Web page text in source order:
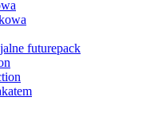
futurepack